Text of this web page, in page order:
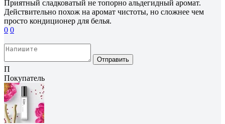
Приятный сладковатый не топорно альдегидный аромат.
Действительно похож на аромат чистоты, но сложнее чем
просто кондиционер для белья.
0 0
Отправить
П
Покупатель